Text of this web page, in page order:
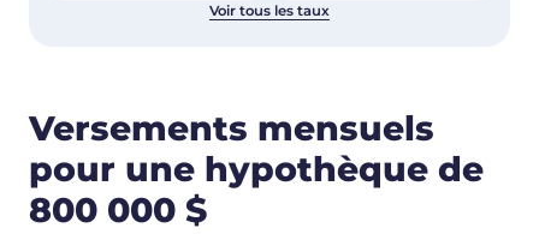
Voir tous les taux
Versements mensuels
pour une hypothèque de
800 000 $